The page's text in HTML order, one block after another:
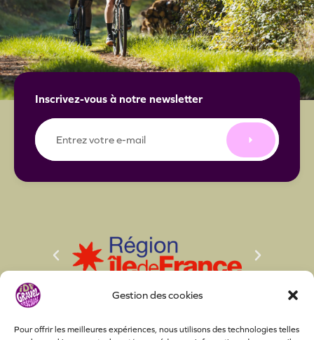
Gestion des cookies
Pour offrir les meilleures expériences, nous utilisons des technologies telles
Inscrivez-vous à notre newsletter
mail